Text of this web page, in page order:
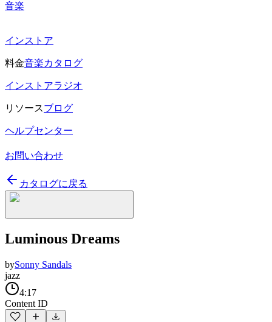
音楽
インストア
料金音楽カタログ
インストアラジオ
リソースブログ
ヘルプセンター
お問い合わせ
カタログに戻る
Luminous Dreams
bySonny Sandals
jazz
4:17
Content ID